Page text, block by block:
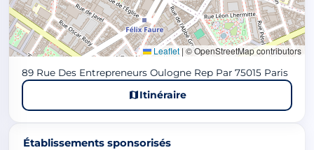
Leaflet | © OpenStreetMap contributors
89 Rue Des Entrepreneurs Oulogne Rep Par 75015 Paris
Itinéraire
Établissements sponsorisés